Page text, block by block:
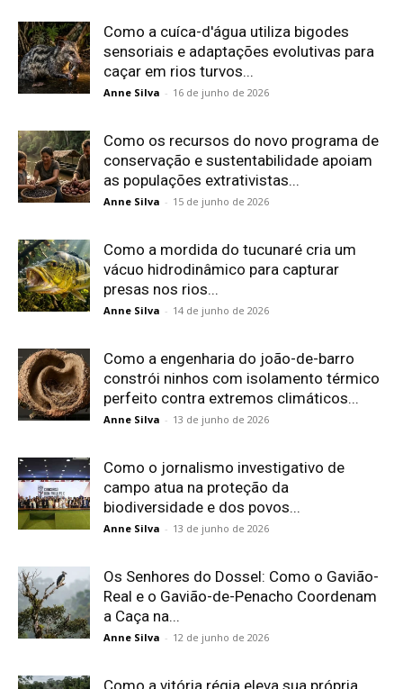
Como a cuíca-d'água utiliza bigodes
sensoriais e adaptações evolutivas para
caçar em rios turvos...
Anne Silva - 16 de junho de 2026
Como os recursos do novo programa de
conservação e sustentabilidade apoiam
as populações extrativistas...
Anne Silva - 15 de junho de 2026
Como a mordida do tucunaré cria um
vácuo hidrodinâmico para capturar
presas nos rios...
Anne Silva - 14 de junho de 2026
Como a engenharia do joão-de-barro
constrói ninhos com isolamento térmico
perfeito contra extremos climáticos...
Anne Silva - 13 de junho de 2026
Como o jornalismo investigativo de
campo atua na proteção da
biodiversidade e dos povos...
Anne Silva - 13 de junho de 2026
Os Senhores do Dossel: Como o Gavião-
Real e o Gavião-de-Penacho Coordenam
a Caça na...
Anne Silva - 12 de junho de 2026
Como a vitória régia eleva sua própria